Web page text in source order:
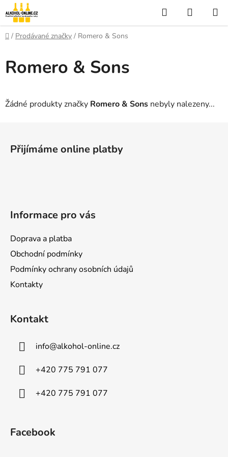
Přejít
na
obsah
Hledat
KOŠÍK
Domů
/ Prodávané značky / Romero & Sons
Romero & Sons
Žádné produkty značky Romero & Sons nebyly nalezeny...
Přijímáme online platby
Informace pro vás
Doprava a platba
Obchodní podmínky
Podmínky ochrany osobních údajů
Kontakty
Kontakt
info@alkohol-online.cz
+420 775 791 077
+420 775 791 077
Facebook